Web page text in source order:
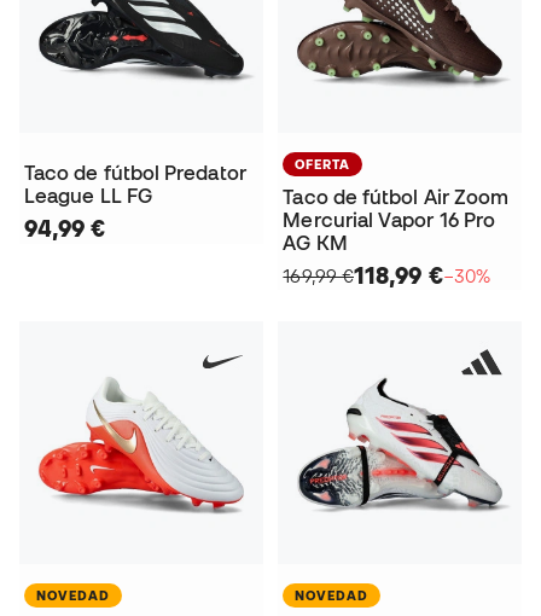
Taco de fútbol Predator
League LL FG
94,99 €
OFERTA
Taco de fútbol Air Zoom
Mercurial Vapor 16 Pro
AG KM
169,99 €118,99 €−30%
NOVEDAD NOVEDAD